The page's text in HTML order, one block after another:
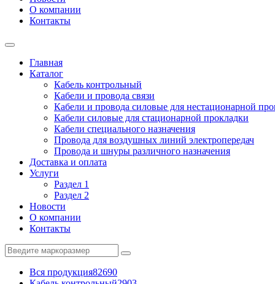
О компании
Контакты
Главная
Каталог
Кабель контрольный
Кабели и провода связи
Кабели и провода силовые для нестационарной
Кабели силовые для стационарной прокладки
Кабели специального назначения
Провода для воздушных линий электропередач
Провода и шнуры различного назначения
Доставка и оплата
Услуги
Раздел 1
Раздел 2
Новости
О компании
Контакты
Вся продукция82690